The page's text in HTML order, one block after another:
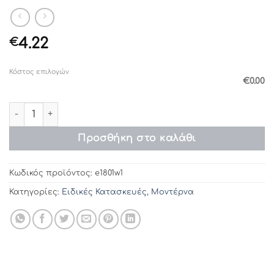
€4.22
Κόστος επιλογών
€0.00
Προσκλητήρια γάμου e1801w1 (14.5x20) ποσότητα
Προσθήκη στο καλάθι
Κωδικός προϊόντος: e1801w1
Κατηγορίες: Ειδικές Κατασκευές, Μοντέρνα